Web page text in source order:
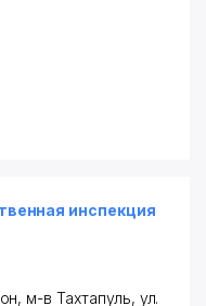
инспекция
, м-в Тахтапуль, ул.